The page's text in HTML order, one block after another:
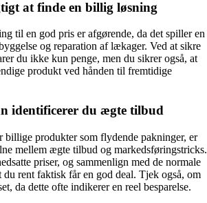
at finde en billig løsning
til en god pris er afgørende, da det spiller en
og reparation af lækager. Ved at sikre
du ikke kun penge, men du sikrer også, at
produkt ved hånden til fremtidige
identificerer du ægte tilbud
billige produkter som flydende pakninger, er
mellem ægte tilbud og markedsføringstricks.
priser, og sammenlign med de normale
rent faktisk får en god deal. Tjek også, om
da dette ofte indikerer en reel besparelse.